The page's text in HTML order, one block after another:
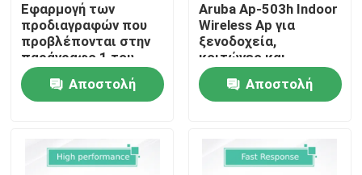
Προϊόντα
Βίντεο
Εφαρμογή των
προδιαγραφών που
προβλέπονται στην
παράγραφο 1 του
παρόντος
παραρτήματος
Αποστολή
Aruba Ap-503h Indoor
Wireless Ap για
ξενοδοχεία,
κοιτώνες και
απομακρυσμένα
γραφείαΑποστολή